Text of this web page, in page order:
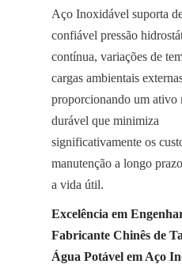
Aço Inoxidável suporta
confiável pressão
contínua, variações de
cargas ambientais
proporcionando um ativo
durável que minimiza
significativamente os
manutenção a longo
a vida útil.
Excelência em
Fabricante Chinês de
Água Potável em Aço